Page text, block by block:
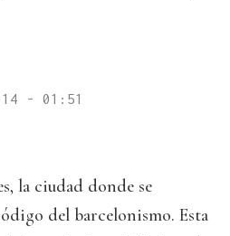
- 01:51
la ciudad donde se
del barcelonismo. Esta